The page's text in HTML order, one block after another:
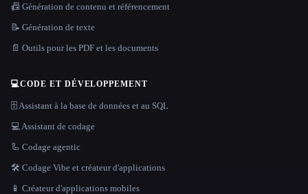
📠 Génération de contenu et référencement
📝 Génération de texte
📄 Outils pour les PDF et les documents
💻CODE ET DÉVELOPPEMENT
🗄️ Assistant à la base de données et au SQL
💻 Assistant de codage
🦾 Codage agentic
🛠️ Codage Vibe et créateur d'applications
📱 Créateur d'applications mobiles